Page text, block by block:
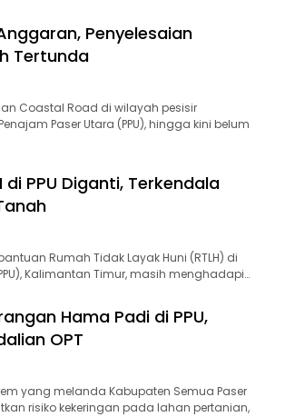
Penyelesaian
Tertunda
Coastal Road di wilayah pesisir
Paser Utara (PPU), hingga kini belum
di PPU Diganti, Terkendala
bantuan Rumah Tidak Layak Huni (RTLH) di
Kalimantan Timur, masih menghadapi…
Hama Padi di PPU,
OPT
yang melanda Kabupaten Semua Paser
risiko kekeringan pada lahan pertanian,